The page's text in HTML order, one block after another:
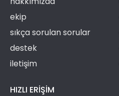
ekip
sıkça sorulan sorular
destek
iletişim
HIZLI ERIŞIM